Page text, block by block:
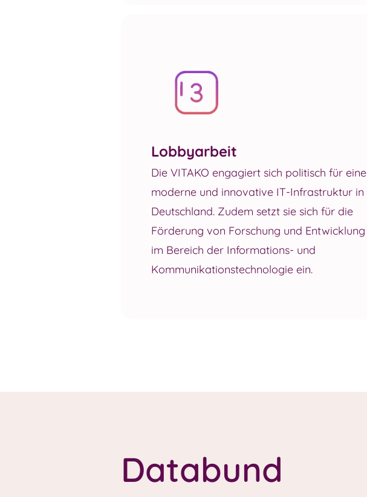
Lobbyarbeit
Die VITAKO engagiert sich politisch für eine
moderne und innovative IT-Infrastruktur in
Deutschland. Zudem setzt sie sich für die
Förderung von Forschung und Entwicklung
im Bereich der Informations- und
Kommunikationstechnologie ein.
Databund